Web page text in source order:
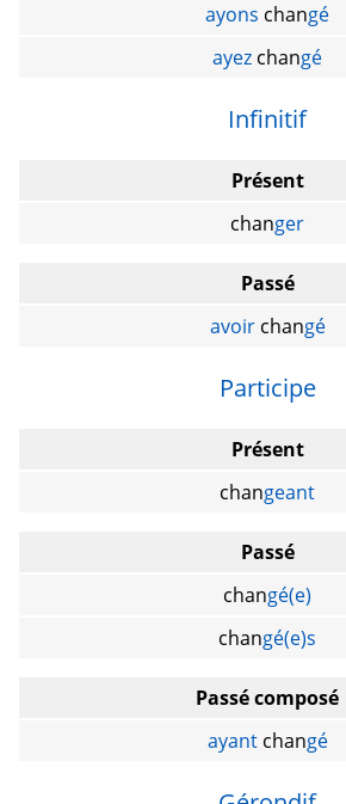
ayons changé
ayez changé
Infinitif
Présent
changer
Passé
avoirchangé
Participe
Présent
changeant
Passé
changé(e)
changé(e)s
Passé composé
ayantchangé